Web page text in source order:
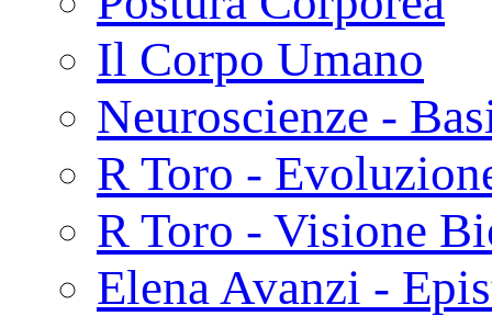
Il Corpo Umano
Neuroscienze -
R Toro -
R Toro - Visione
Elena Avanzi -